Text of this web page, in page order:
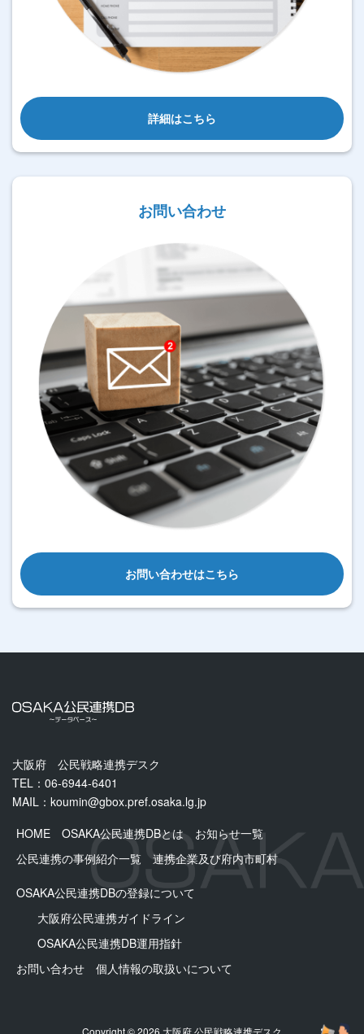
詳細はこちら
お問い合わせ
お問い合わせはこちら
大阪府 公民戦略連携デスク
TEL：06-6944-6401
MAIL： koumin@gbox.pref.osaka.lg.jp
HOME
OSAKA公民連携DBとは
お知らせ一覧
公民連携の事例紹介一覧
連携企業及び府内市町村
OSAKA公民連携DBの登録について
大阪府公民連携ガイドライン
OSAKA公⺠連携DB運用指針
お問い合わせ
個人情報の取扱いについて
Copyright © 2026 大阪府 公民戦略連携デスク